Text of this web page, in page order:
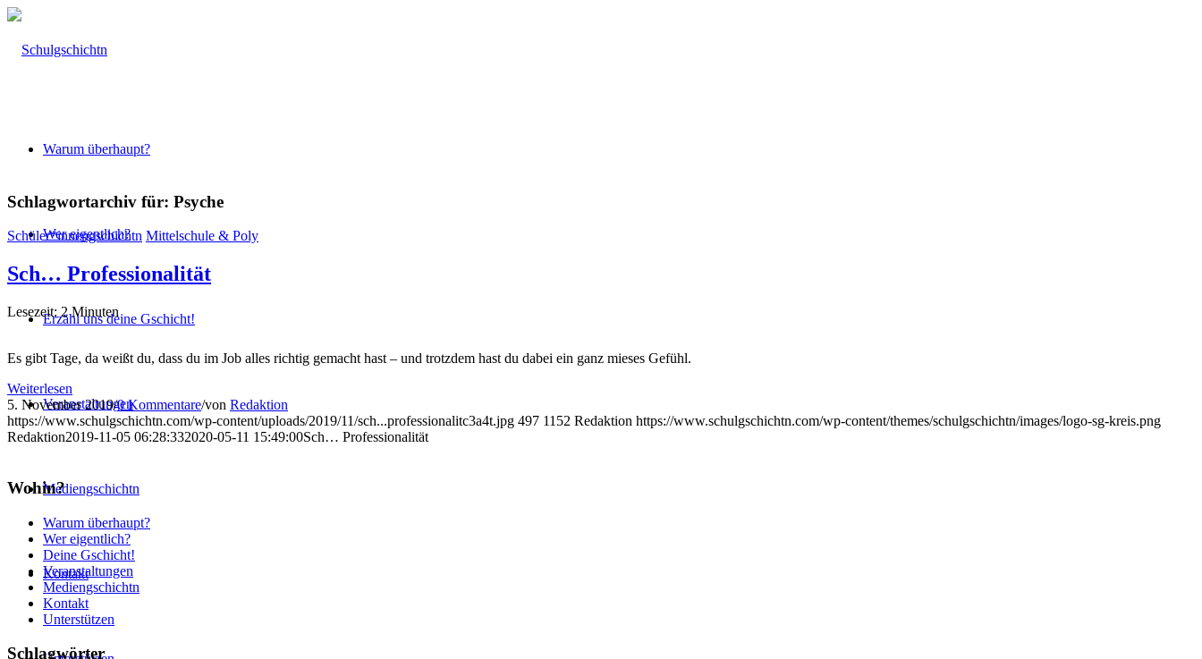
Warum überhaupt?
Wer eigentlich?
Erzähl uns deine Gschicht!
Veranstaltungen
Mediengschichtn
Kontakt
Schlagwortarchiv für: Psyche
Schüler*innengschichtn Mittelschule & Poly
Sch… Professionalität
Lesezeit: 2 Minuten
Es gibt Tage, da weißt du, dass du im Job alles richtig gemacht hast – und trotzdem hast du dabei ein ganz mieses Gefühl.
Weiterlesen
5. November 2019/0 Kommentare/von Redaktion
https://www.schulgschichtn.com/wp-content/uploads/2019/11/sch...professionalitc3a4t.jpg 497 1152 Redaktion https://www.schulgschichtn.com/wp-content/themes/schulgschichtn/images/logo-sg-kreis.png
Redaktion2019-11-05 06:28:332020-05-11 15:49:00Sch… Professionalität
Wohin?
Warum überhaupt?
Wer eigentlich?
Deine Gschicht!
Veranstaltungen
Mediengschichtn
Kontakt
Unterstützen
Schlagwörter